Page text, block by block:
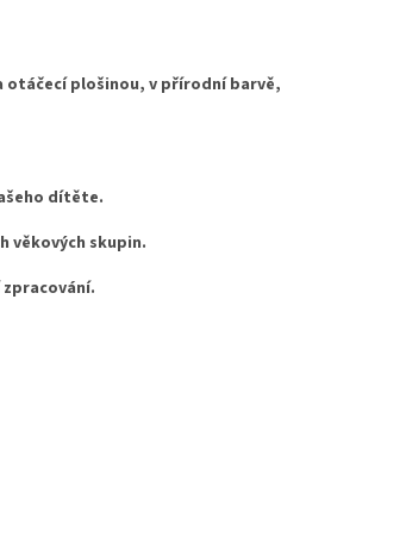
otáčecí plošinou, v přírodní barvě,
dítěte.
věkových skupin.